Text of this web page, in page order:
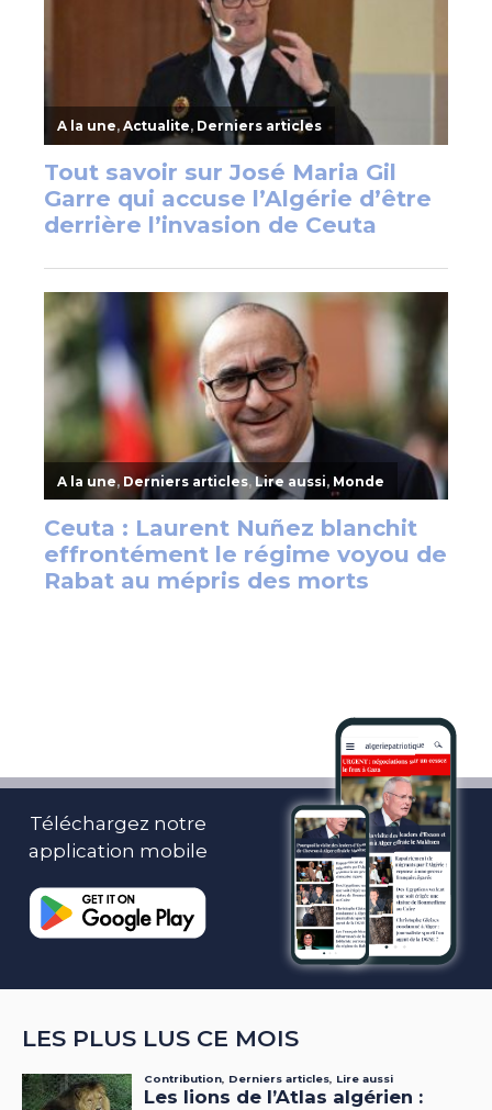
Téléchargez notre
application mobile
LES PLUS LUS CE MOIS